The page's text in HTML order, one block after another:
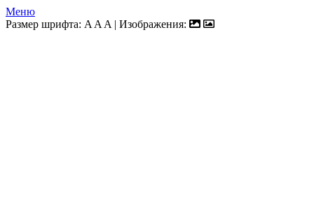
Меню
Размер шрифта: A A A | Изображения: